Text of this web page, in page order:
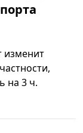
изменит
на 3 ч.